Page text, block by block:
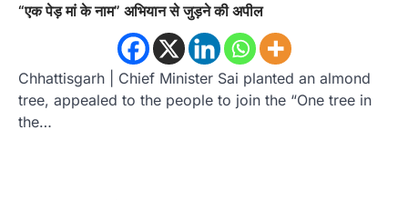
“एक पेड़ मां के नाम” अभियान से जुड़ने की अपील
Chhattisgarh | Chief Minister Sai planted an almond
tree, appealed to the people to join the “One tree in
the…